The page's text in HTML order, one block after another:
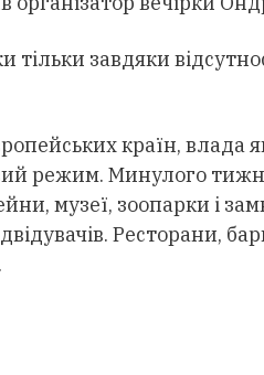
завдяки
країн, влада
режим. Минулого
музеї, зоопарки і
Ресторани,